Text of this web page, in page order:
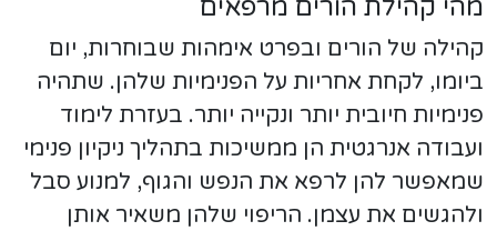
מהי קהילת הורים מרפאים
קהילה של הורים ובפרט אימהות שבוחרות, יום
ביומו, לקחת אחריות על הפנימיות שלהן. שתהיה
פנימיות חיובית יותר ונקייה יותר. בעזרת לימוד
ועבודה אנרגטית הן ממשיכות בתהליך ניקיון פנימי
שמאפשר להן לרפא את הנפש והגוף, למנוע סבל
ולהגשים את עצמן. הריפוי שלהן משאיר אותן